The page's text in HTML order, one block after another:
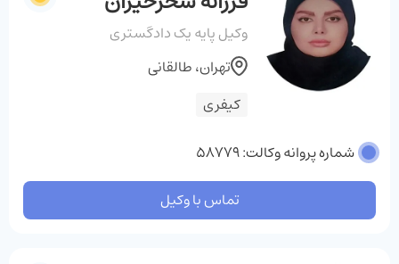
وکیل پایه یک دادگستری
کیفری
تهران، طالقانی
شماره پروانه وکالت: 58779
تماس با وکیل